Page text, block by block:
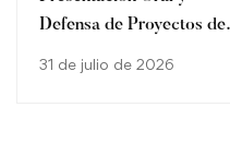
Defensa de Proyectos de
31 de julio de 2026